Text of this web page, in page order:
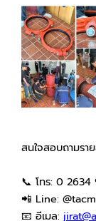
สนใจสอบถามรา
📞 โทร: 0
📲 Line: @tacm
📧 อีเมล: